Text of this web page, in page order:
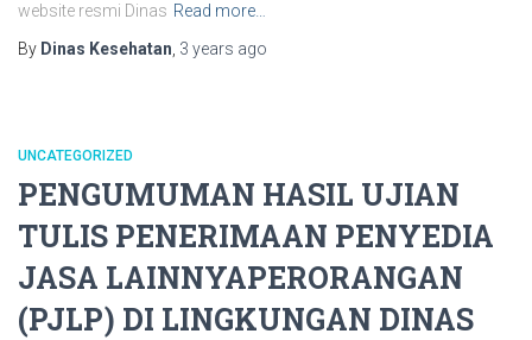
website resmi Dinas Read more…
By Dinas Kesehatan 3 years ago
UNCATEGORIZED
PENGUMUMAN HASIL UJIAN
TULIS PENERIMAAN PENYEDIA
JASA LAINNYAPERORANGAN
(PJLP) DI LINGKUNGAN DINAS